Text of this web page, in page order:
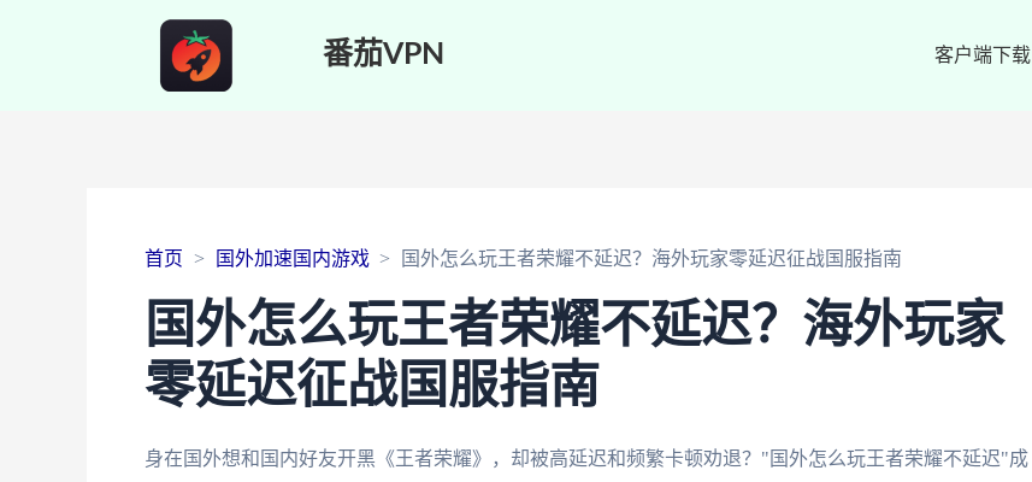
番茄VPN 客户端下载
首页 国外加速国内游戏 国外怎么玩王者荣耀不延迟？海外玩家零延迟征战国服指南
国外怎么玩王者荣耀不延迟？海外玩家
零延迟征战国服指南
身在国外想和国内好友开黑《王者荣耀》，却被高延迟和频繁卡顿劝退？"国外怎么玩王者荣耀不延迟"成